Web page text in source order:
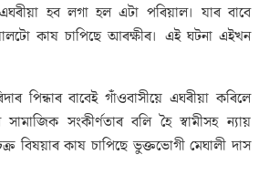
হব লগা হল এটা পৰিয়াল। যাৰ বাবে
কাষ চাপিছে আৰক্ষীৰ। এই ঘটনা এইখন
পিন্ধাৰ বাবেই গাঁওবাসীয়ে এঘৰীয়া কৰিলে
সংকীৰ্ণতাৰ বলি হৈ স্বামীসহ ন্যায়
বিষয়াৰ কাষ চাপিছে ভুক্তভোগী মেঘালী দাস